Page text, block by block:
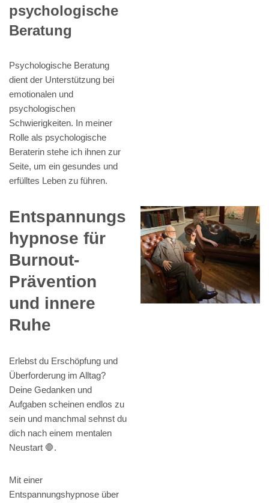
psychologische
Beratung
Psychologische Beratung
dient der Unterstützung bei
emotionalen und
psychologischen
Schwierigkeiten. In meiner
Rolle als psychologische
Beraterin stehe ich ihnen zur
Seite, um ein gesundes und
erfülltes Leben zu führen.
Entspannungs
hypnose für
Burnout-
Prävention
und innere
Ruhe
Erlebst du Erschöpfung und
Überforderung im Alltag?
Deine Gedanken und
Aufgaben scheinen endlos zu
sein und manchmal sehnst du
dich nach einem mentalen
Neustart 🛑.
Mit einer
Entspannungshypnose über